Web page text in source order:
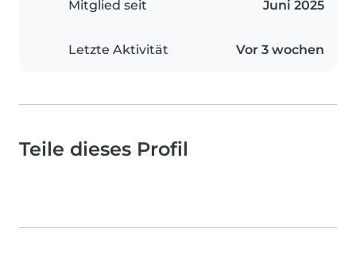
Mitglied seit Juni 2025
Letzte Aktivität Vor 3 wochen
Teile dieses Profil